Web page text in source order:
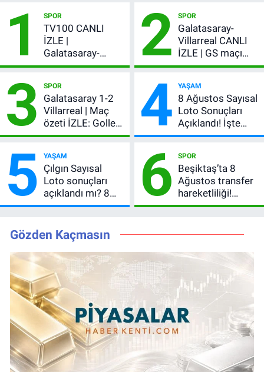
1 SPOR
TV100 CANLI
İZLE |
Galatasaray-
Villarreal maçı
şifresiz canlı yayın
2 SPOR
Galatasaray-
Villarreal CANLI
İZLE | GS maçı
hangi kanalda,
3 SPOR
Galatasaray 1-2
Villarreal | Maç
özeti İZLE: Goller
peş peşe geldi,
kırmızı kart gördü!
4 YAŞAM
8 Ağustos Sayısal
Loto Sonuçları
Açıklandı! İşte
Kazandıran 6
5 YAŞAM
Çılgın Sayısal
Loto sonuçları
açıklandı mı? 8
Ağustos 2026
numaralar
6 SPOR
Beşiktaş’ta 8
Ağustos transfer
hareketliliği!
Yönetim 5 bölge
Gözden Kaçmasın